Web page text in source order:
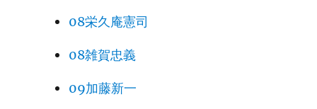
08栄久庵憲司
08雑賀忠義
09加藤新一